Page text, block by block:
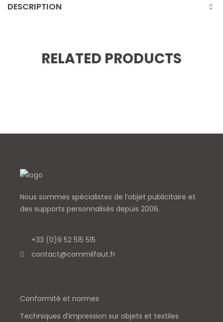
DESCRIPTION
RELATED PRODUCTS
Nous sommes spécialistes de l’objet publicitaire et
des supports personnalisés depuis 2006.
+33 (0)9 52 515 515
contact@commilfaut.fr
Conformité et normes
Techniques d’impression sur objets et textiles